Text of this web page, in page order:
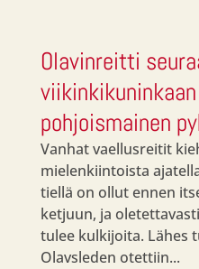
Olavinreitti
pohjoismainen
Vanhat vaellusreitit
mielenkiintoista
tiellä on ollut ennen
ketjuun, ja
tulee kulkijoita. Lähes
Olavsleden otettiin...